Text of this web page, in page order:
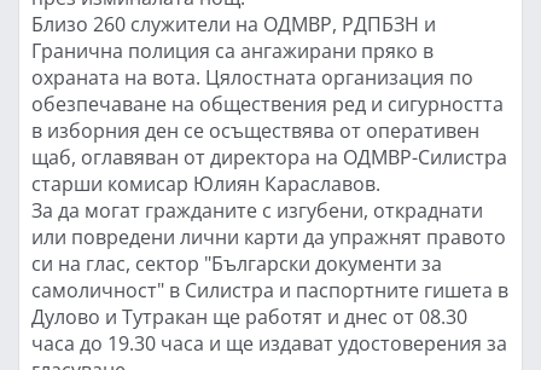
Близо 260 служители на ОДМВР, РДПБЗН и
Гранична полиция са ангажирани пряко в
охраната на вота. Цялостната организация по
обезпечаване на обществения ред и сигурността
в изборния ден се осъществява от оперативен
щаб, оглавяван от директора на ОДМВР-Силистра
старши комисар Юлиян Караславов.
За да могат гражданите с изгубени, откраднати
или повредени лични карти да упражнят правото
си на глас, сектор "Български документи за
самоличност" в Силистра и паспортните гишета в
Дулово и Тутракан ще работят и днес от 08.30
часа до 19.30 часа и ще издават удостоверения за